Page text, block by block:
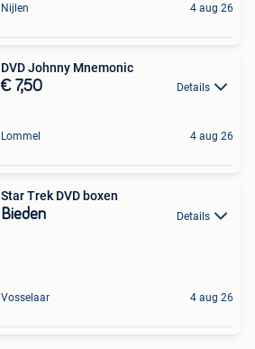
Nijlen 4 aug 26
DVD Johnny Mnemonic
€ 7,50 Details
Lommel 4 aug 26
Star Trek DVD boxen
Bieden Details
Vosselaar 4 aug 26